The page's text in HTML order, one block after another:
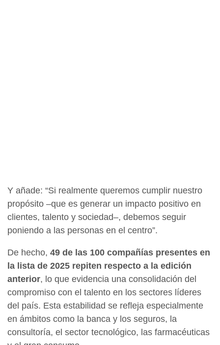
Y añade: “Si realmente queremos cumplir nuestro
propósito –que es generar un impacto positivo en
clientes, talento y sociedad–, debemos seguir
poniendo a las personas en el centro”.
De hecho, 49 de las 100 compañías presentes en
la lista de 2025 repiten respecto a la edición
anterior, lo que evidencia una consolidación del
compromiso con el talento en los sectores líderes
del país. Esta estabilidad se refleja especialmente
en ámbitos como la banca y los seguros, la
consultoría, el sector tecnológico, las farmacéuticas